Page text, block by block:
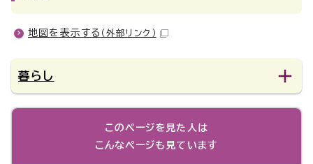
地図を表示する （外部リンク）
暮らし
このページを見た人は
こんなページも見ています